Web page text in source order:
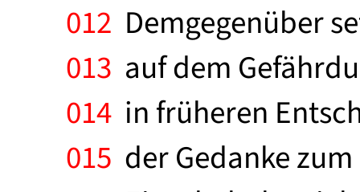
012 Demgegenüber
013 auf dem
014 in früheren
015 der Gedanke